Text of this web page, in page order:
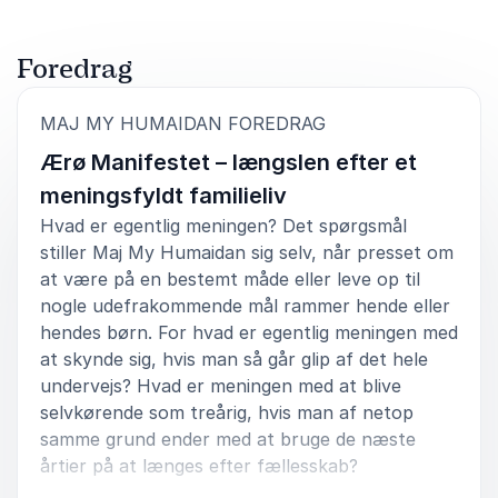
Foredrag
MAJ MY HUMAIDAN FOREDRAG
Ærø Manifestet – længslen efter et
meningsfyldt familieliv
Hvad er egentlig meningen? Det spørgsmål
stiller Maj My Humaidan sig selv, når presset om
at være på en bestemt måde eller leve op til
nogle udefrakommende mål rammer hende eller
hendes børn. For hvad er egentlig meningen med
at skynde sig, hvis man så går glip af det hele
undervejs? Hvad er meningen med at blive
selvkørende som treårig, hvis man af netop
samme grund ender med at bruge de næste
årtier på at længes efter fællesskab?